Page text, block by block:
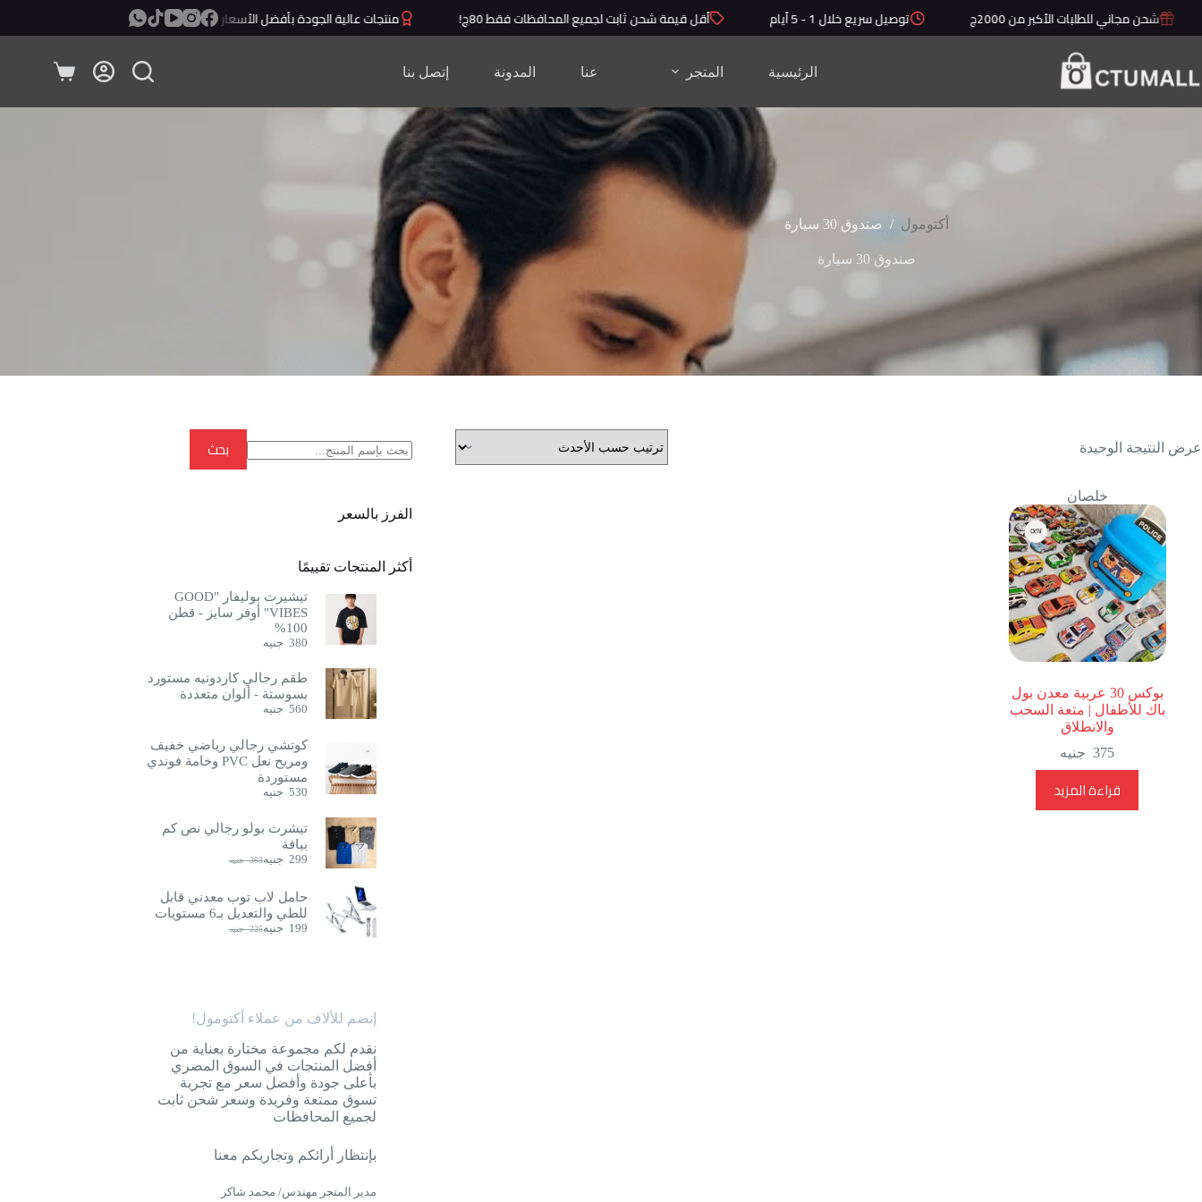
التجاوزشحن مجاني للطلبات الأكبر من 2000ج توصيل سريع خلال 1 - 5 أيام أقل قيمة شحن ثابت لجميع المحافظات فقط 80ج! منتجات عالية الجودة بأفضل الأسعار معاينة ودفع عند الإستلام!
الرئيسية المتجر عنا المدونة إتصل بنا
عربة
أكتومول / صندوق 30 سيارة
صندوق 30 سيارة
عرض النتيجة الوحيدة
خلصان
بوكس 30 عربية معدن بول
باك للأطفال | متعة السحب
والانطلاق
375 جنيه
قراءة المزيد
بحث
الفرز بالسعر
أكثر المنتجات تقييمًا
تيشيرت بوليفار "GOOD
VIBES" أوفر سايز - قطن
100%
380 جنيه
طقم رجالي كاردونيه مستورد
بسوستة - ألوان متعددة
560 جنيه
كوتشي رجالي رياضي خفيف
ومريح نعل PVC وخامة فوندي
مستوردة
530 جنيه
تيشرت بولو رجالي نص كم
بياقة
363 جنيهالسعر
هو:
جنيه.
299 جنيهالسعر
هو:
جنيه.
حامل لاب توب معدني قابل
للطي والتعديل بـ6 مستويات
225 جنيهالسعر
199 جنيهالسعر
إنضم للألاف من عملاء أكتومول!
نقدم لكم مجموعة مختارة بعناية من
أفضل المنتجات في السوق المصري
بأعلى جودة وأفضل سعر مع تجربة
تسوق ممتعة وفريدة وسعر شحن ثابت
لجميع المحافظات
بإنتظار أرائكم وتجاربكم معنا
مدير المتجر مهندس/ محمد شاكر